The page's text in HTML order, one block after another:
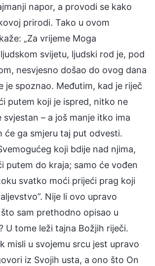
napor, a provodi se kako
prirodi. Tako u ovom
„Za vrijeme Moga
svijetu, ljudski rod je, pod
nesvjesno došao do ovog dana
je spoznao. Međutim, kad je riječ
putem koji je ispred, nitko ne
svjestan – a još manje itko ima
će ga smjeru taj put odvesti.
koji bdije nad njima,
putem do kraja; samo će vođen
svatko moći prijeći prag koji
Nije li ovo upravo
sam prethodno opisao u
U tome leži tajna Božjih riječi.
misli u svojemu srcu jest upravo
iz Svojih usta, a ono što On